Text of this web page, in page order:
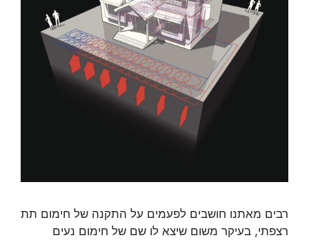
רבים מאתנו חושבים לפעמים על התקנה של חימום תת
רצפתי, בעיקר משום שיצא לו שם של חימום נעים